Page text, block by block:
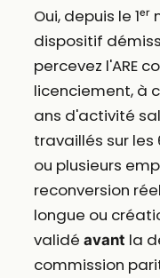
Oui, depuis le
dispositif
percevez l'ARE
licenciement, à
ans d'activité
travaillés sur les
ou plusieurs
reconversion
longue ou
validé avant la
commission